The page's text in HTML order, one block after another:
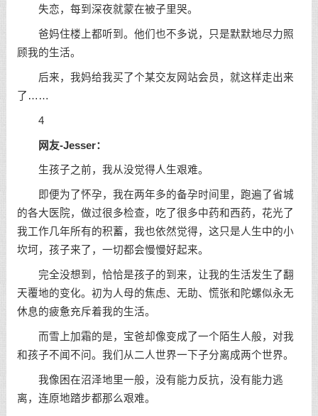
失恋，每到深夜就蒙在被子里哭。
爸妈住楼上都听到。他们也不多说，只是默默地尽力照
顾我的生活。
后来，我妈给我买了个某交友网站会员，就这样走出来
了……
4
网友-Jesser：
生孩子之前，我从没觉得人生艰难。
即便为了怀孕，我在两年多的备孕时间里，跑遍了省城
的各大医院，做过很多检查，吃了很多中药和西药，花光了
我工作几年所有的积蓄，我也依然觉得，这只是人生中的小
坎坷，孩子来了，一切都会慢慢好起来。
完全没想到，恰恰是孩子的到来，让我的生活发生了翻
天覆地的变化。初为人母的焦虑、无助、慌张和陀螺似永无
休息的疲惫充斥着我的生活。
而雪上加霜的是，宝爸却像变成了一个陌生人般，对我
和孩子不闻不问。我们从二人世界一下子分离成两个世界。
我像困在沼泽地里一般，没有能力反抗，没有能力逃
离，连原地踏步都那么艰难。